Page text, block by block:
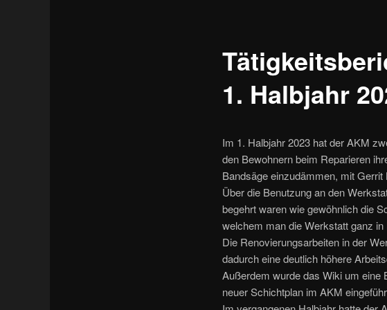
1. Halbjahr
Im 1. Halbjahr 2023 hat der AKM
den Bewohnern beim Reparieren
Bandsäge einzudämmen, mit
Über die Benutzung an den
begehrt waren wie gewöhnlich die
welchem man die Werkstatt ganz
Die Renovierungsarbeiten in der
dadurch eine deutlich höhere
Außerdem wurde das Wiki um eine
neuer Schichtplan im AKM